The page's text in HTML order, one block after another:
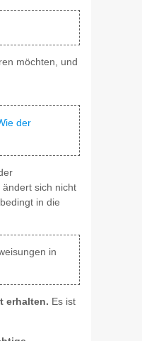
möchten, und
der
sich nicht
in die
in
erhalten. Es ist